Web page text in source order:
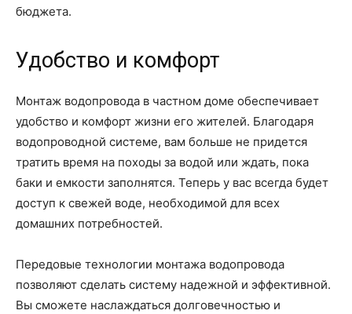
бюджета.
Удобство и комфорт
Монтаж водопровода в частном доме обеспечивает
удобство и комфорт жизни его жителей. Благодаря
водопроводной системе, вам больше не придется
тратить время на походы за водой или ждать, пока
баки и емкости заполнятся. Теперь у вас всегда будет
доступ к свежей воде, необходимой для всех
домашних потребностей.
Передовые технологии монтажа водопровода
позволяют сделать систему надежной и эффективной.
Вы сможете наслаждаться долговечностью и